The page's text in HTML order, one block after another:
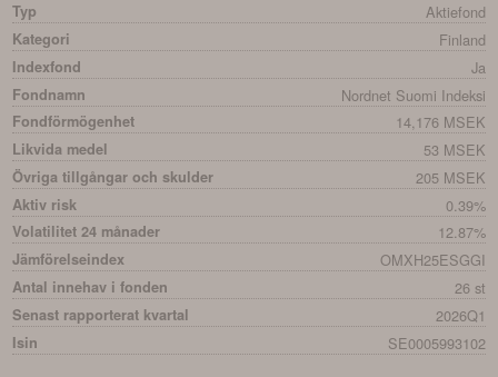
Typ Aktiefond
Kategori Finland
Indexfond Ja
Fondnamn Nordnet Suomi Indeksi
Fondförmögenhet 14,176 MSEK
Likvida medel 53 MSEK
Övriga tillgångar och skulder 205 MSEK
Aktiv risk 0.39%
Volatilitet 24 månader 12.87%
Jämförelseindex OMXH25ESGGI
Antal innehav i fonden 26 st
Senast rapporterat kvartal 2026Q1
Isin SE0005993102